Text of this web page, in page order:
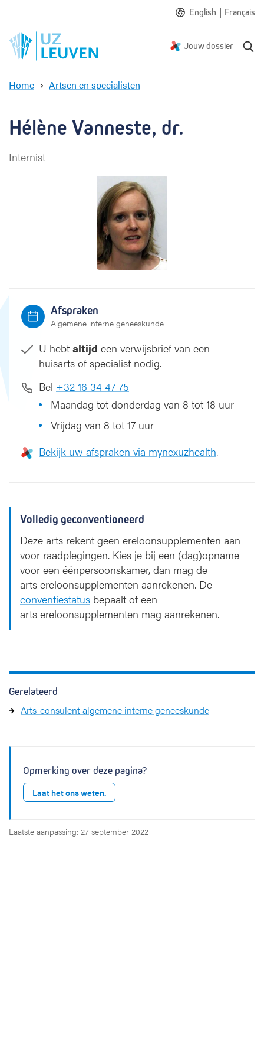
English | Français
Jouw dossier
Home Artsen en specialisten
è
a
n
n
e
s
t
e
Hélène Vanneste, dr.
Internist
Afspraken
Algemene interne geneeskunde
U hebt altijd een verwijsbrief van een
huisarts of specialist nodig.
Bel +32 16 34 47 75
Maandag tot donderdag van 8 tot 18 uur
Vrijdag van 8 tot 17 uur
Bekijk uw afspraken via mynexuzhealth.
Volledig geconventioneerd
Deze arts rekent geen ereloonsupplementen aan
voor raadplegingen. Kies je bij een (dag)opname
voor een éénpersoonskamer, dan mag de
arts ereloonsupplementen aanrekenen. De
conventiestatus bepaalt of een
arts ereloonsupplementen mag aanrekenen.
Gerelateerd
Arts-consulent algemene interne geneeskunde
Opmerking over deze pagina?
Laat het ons weten.
Laatste aanpassing: 27 september 2022